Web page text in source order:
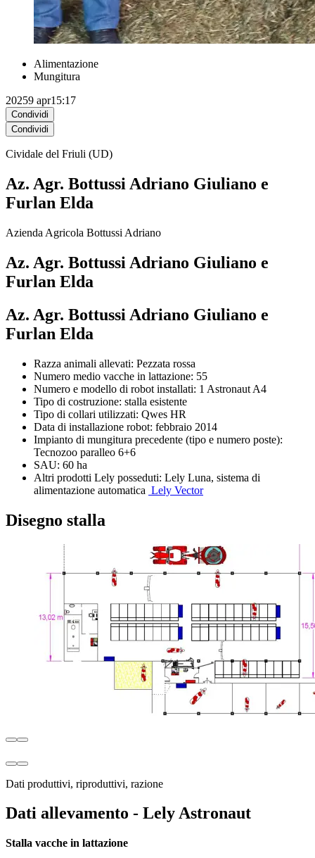
Alimentazione
Mungitura
20259 apr15:17
Condividi
Condividi
Cividale del Friuli (UD)
Az. Agr. Bottussi Adriano Giuliano e
Furlan Elda
Azienda Agricola Bottussi Adriano
Az. Agr. Bottussi Adriano Giuliano e
Furlan Elda
Az. Agr. Bottussi Adriano Giuliano e
Furlan Elda
Razza animali allevati: Pezzata rossa
Numero medio vacche in lattazione: 55
Numero e modello di robot installati: 1 Astronaut A4
Tipo di costruzione: stalla esistente
Tipo di collari utilizzati: Qwes HR
Data di installazione robot: febbraio 2014
Impianto di mungitura precedente (tipo e numero poste):
Tecnozoo paralleo 6+6
SAU: 60 ha
Altri prodotti Lely posseduti: Lely Luna, sistema di
alimentazione automatica Lely Vector
Disegno stalla
Dati produttivi, riproduttivi, razione
Dati allevamento - Lely Astronaut
Stalla vacche in lattazione